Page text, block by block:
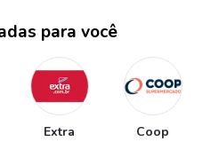
para você
Extra Coop